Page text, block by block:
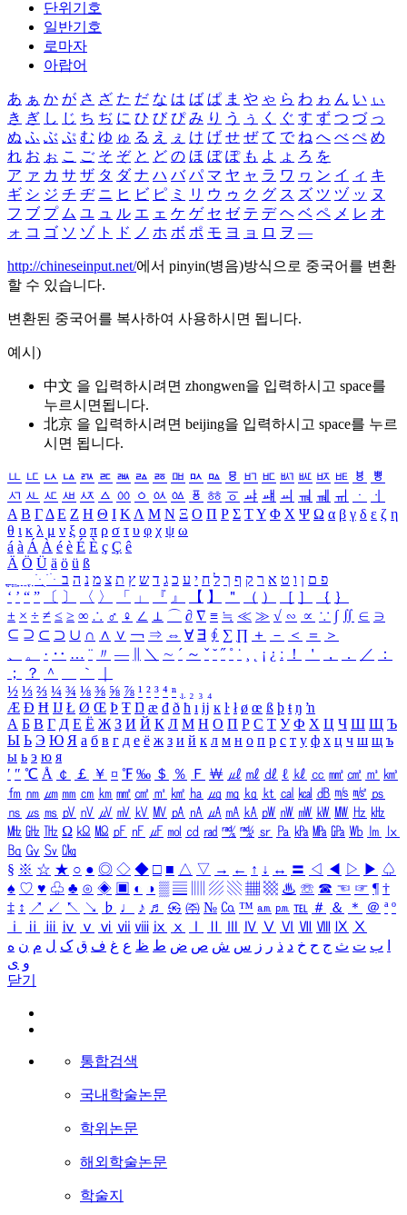
단위기호
일반기호
로마자
아랍어
あ ぁ か が さ ざ た だ な は ば ぱ ま や ゃ ら わ ゎ ん い ぃ
き ぎ し じ ち ぢ に ひ び ぴ み り う ぅ く ぐ す ず つ づ っ
ぬ ふ ぶ ぷ む ゆ ゅ る え ぇ け げ せ ぜ て で ね へ べ ぺ め
れ お ぉ こ ご そ ぞ と ど の ほ ぼ ぽ も よ ょ ろ を
ア ァ カ サ ザ タ ダ ナ ハ バ パ マ ヤ ャ ラ ワ ヮ ン イ ィ キ
ギ シ ジ チ ヂ ニ ヒ ビ ピ ミ リ ウ ゥ ク グ ス ズ ツ ヅ ッ ヌ
フ ブ プ ム ユ ュ ル エ ェ ケ ゲ セ ゼ テ デ ヘ ベ ペ メ レ オ
ォ コ ゴ ソ ゾ ト ド ノ ホ ボ ポ モ ヨ ョ ロ ヲ ―
http://chineseinput.net/에서 pinyin(병음)방식으로 중국어를 변환
할 수 있습니다.
변환된 중국어를 복사하여 사용하시면 됩니다.
예시)
中文 을 입력하시려면 zhongwen을 입력하시고 space를
누르시면됩니다.
北京 을 입력하시려면 beijing을 입력하시고 space를 누르
시면 됩니다.
ㅥ ㅦ ㅧ ㅨ ㅩ ㅪ ㅫ ㅬ ㅭ ㅮ ㅯ ㅰ ㅱ ㅲ ㅳ ㅴ ㅵ ㅶ ㅷ ㅸ
ㅹ
ㅺ ㅻ ㅼ ㅽ ㅾ ㅿ ㆀ ㆁ ㆂ ㆃ ㆄ ㆅ ㆆ ㆇ ㆈ ㆉ ㆊ ㆋ ㆌ ㆍ
ㆎ
Α Β ΓΔ Ε Ζ Η Θ Ι ΚΛ Μ Ν Ξ Ο Π Ρ Σ ΤΥ Φ Χ Ψ Ω α β γ δ ε ζ η
θ ι κ λ μ ν ξ ο π ρ σ τ υ φ χ ψ ω
á à Á À é è É È ç Ç ê
Ä Ö Ü ä ö ü ß
ִֶֹ ֻּ ׁׂ פ ם ן ו ט א ר ק ף ך ל ח י ע כ ג ד ש ץ ת צ מ נ ה ב
‘ ’ “ ” 〔 〕 〈 〉 「 」 『 』 【 】 ＂ （ ） ［ ］ ｛ ｝
± × ÷ ≠ ≤ ≥ ∞ ∴ ♂ ♀ ∠ ⊥ ⌒ ∂ ∇ ≡ ≒ ≪ ≫ √ ∽ ∝ ∵ ∫ ∬ ∈ ∋
⊆ ⊇ ⊂ ⊃ ∪ ∩ ∧ ∨ ￢ ⇒ ⇔ ∀ ∃ ∮ ∑ ∏ ＋ － ＜ ＝
＞
、
。 · ‥ … ¨ 〃 ― ＼ ∼ ´ ～ ˇ ˘ ˝ ˚ ˙ ¸ ¡ ¿ ː ！ ＇ ， ． ／
：
；
？ ＾ ｀
½ ⅓ ⅔ ¼ ¾ ⅛ ⅜ ⅝ ⅞ ¹ ² ³ ⁴ ⁿ ₁ ₂ ₃ ₄
Æ Ð Ħ Ĳ Ł Ø Œ Þ Ŧ Ŋ æ đ ð ħ ı ĳ ĸ ŀ ł ø œ ß þ ŧ ŋ ŉ
А Б В Г Д Е Ё Ж З И Й К Л М Н О П Р С Т У Ф Х Ц Ч Ш Щ Ъ
Ы Ь Э Ю Я а б в г д е ё ж з и й к л м н о п р с т у ф х ц ч ш щ ъ
ы ь э ю я
′ ″ ℃ Å ￠ ￡ ￥ ¤ ℉ ‰ ＄ ％ Ｆ ￦ ㎕ ㎖ ㎗ ℓ ㎘ ㏄ ㎣ ㎤ ㎥ ㎦
㎙ ㎚ ㎛ ㎜ ㎝ ㎞ ㎟ ㎠ ㎡ ㎢ ㏊ ㎍ ㎎ ㎏ ㏏ ㎈ ㎉ ㏈ ㎧ ㎨ ㎰
㎱ ㎲ ㎳ ㎴ ㎵ ㎶ ㎷ ㎸ ㎹ ㎀ ㎁ ㎂ ㎃ ㎄ ㎺ ㎻ ㎽ ㎾ ㎿ ㎐ ㎑
㎒ ㎓ ㎔ Ω ㏀ ㏁ ㎊ ㎋ ㎌ ㏖ ㏅ ㎭ ㎮ ㎯ ㏛ ㎩ ㎪ ㎫ ㎬ ㏝ ㏐
㏓
㏃ ㏉ ㏜ ㏆
§ ※ ☆ ★ ○ ● ◎ ◇ ◆ □ ■ △ ▽ → ← ↑ ↓ ↔ 〓 ◁ ◀ ▷ ▶ ♤
♠ ♡ ♥ ♧ ♣ ⊙ ◈ ▣ ◐ ◑ ▒ ▤ ▨ ▧ ▦ ▩ ♨ ☏ ☎ ☜ ☞ ¶ †
‡ ↕ ↗ ↙ ↖ ↘ ♭ ♩ ♪ ♬ ㉿ ㈜ № ㏇ ™ ㏂ ㏘ ℡ ＃ ＆ ＊ ＠ ª º
ⅰ
ⅱ ⅲ ⅳ ⅴ ⅵ ⅶ ⅷ ⅸ ⅹ Ⅳ Ⅴ Ⅵ Ⅶ Ⅷ Ⅸ Ⅹ
ب ت ث ج ح خ د ذ ر ز س ش ص ض ط ظ ع غ ف ق ک ل م ن ه
و ی
닫기
통합검색
국내학술논문
학위논문
해외학술논문
학술지